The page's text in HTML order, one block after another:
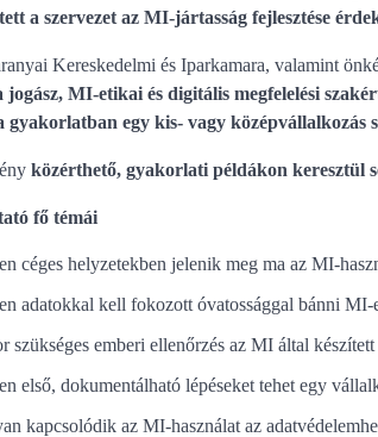
a szervezet az MI-jártasság fejlesztése
Kereskedelmi és Iparkamara, valamint
jogász, MI-etikai és digitális megfelelési
gyakorlatban egy kis- vagy középvállalkozás
közérthető, gyakorlati példákon keresztül
fő témái
céges helyzetekben jelenik meg ma az MI-
adatokkal kell fokozott óvatossággal bánni MI-
szükséges emberi ellenőrzés az MI által
első, dokumentálható lépéseket tehet egy
kapcsolódik az MI-használat az